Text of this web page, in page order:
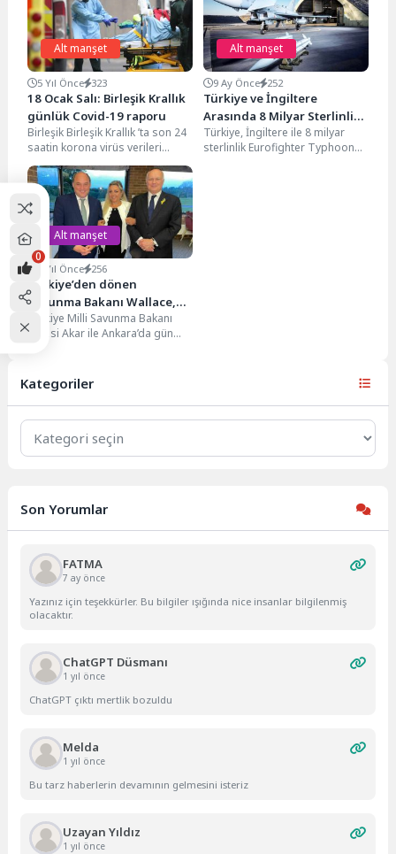
Alt manşet
5 Yıl Önce 323
18 Ocak Salı: Birleşik Krallık
günlük Covid-19 raporu
Birleşik Birleşik Krallık ’ta son 24
saatin korona virüs verileri
açıklandı. Hükümetin açıkladığı
resmi verilere...
Alt manşet
9 Ay Önce 252
Türkiye ve İngiltere
Arasında 8 Milyar Sterlinlik
Tarihi Savunma Anlaşması
Türkiye, İngiltere ile 8 milyar
sterlinlik Eurofighter Typhoon
Alt manşet
4 Yıl Önce 256
Türkiye’den dönen
Savunma Bakanı Wallace,
Chingford’taki etkinlikte yer
Türkiye Milli Savunma Bakanı
Hulusi Akar ile Ankara’da gün
Kategoriler
Kategoriler
Son Yorumlar
FATMA
7 ay önce
Yazınız için teşekkürler. Bu bilgiler ışığında nice insanlar bilgilenmiş
olacaktır.
ChatGPT Düsmanı
1 yıl önce
ChatGPT çıktı mertlik bozuldu
Melda
1 yıl önce
Bu tarz haberlerin devamının gelmesini isteriz
Uzayan Yıldız
1 yıl önce
0